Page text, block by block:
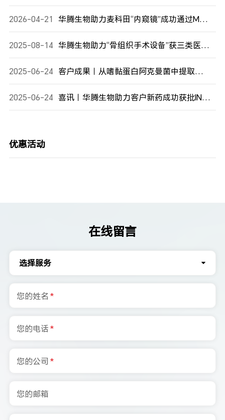
2026-04-21 华腾生物助力麦科田“内窥镜”成功通过MDR认证！CE基础上再添国际权威背书
2025-08-14 华腾生物助力“骨组织手术设备”获三类医疗器械注册证，再下一证！
2025-06-24 客户成果｜从嗜黏蛋白阿克曼菌中提取的新型三肽RKH可预防致死性败血症
2025-06-24 喜讯｜华腾生物助力客户新药成功获批IND！
优惠活动
在线留言
选择服务
您的姓名 *
您的电话*
您的公司 *
您的邮箱